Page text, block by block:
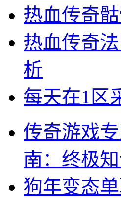
热血传奇
热血传奇
析
每天在1区
传奇游戏
南：终极
狗年变态